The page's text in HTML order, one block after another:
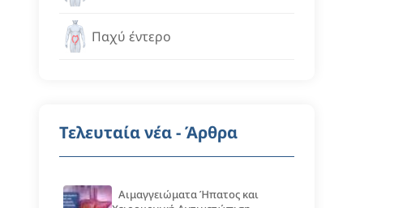
Παχύ έντερο
Τελευταία νέα - Άρθρα
Αιμαγγειώματα Ήπατος και